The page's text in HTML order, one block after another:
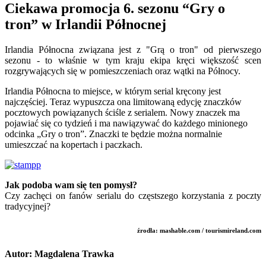
Ciekawa promocja 6. sezonu “Gry o
tron” w Irlandii Północnej
Irlandia Północna związana jest z "Grą o tron" od pierwszego
sezonu - to właśnie w tym kraju ekipa kręci większość scen
rozgrywających się w pomieszczeniach oraz wątki na Północy.
Irlandia Północna to miejsce, w którym serial kręcony jest
najczęściej. Teraz wypuszcza ona limitowaną edycję znaczków
pocztowych powiązanych ściśle z serialem. Nowy znaczek ma
pojawiać się co tydzień i ma nawiązywać do każdego minionego
odcinka „Gry o tron”. Znaczki te będzie można normalnie
umieszczać na kopertach i paczkach.
Jak podoba wam się ten pomysł?
Czy zachęci on fanów serialu do częstszego korzystania z poczty
tradycyjnej?
źrodła: mashable.com / tourismireland.com
Autor: Magdalena Trawka